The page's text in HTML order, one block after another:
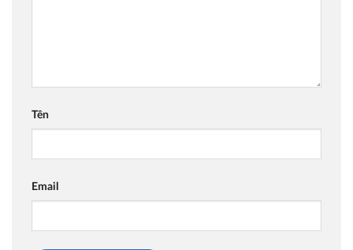
Tên
Email